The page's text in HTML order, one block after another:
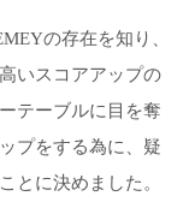
の存在を知り、
いスコアアップの
テーブルに目を奪
プをする為に、疑
とに決めました。